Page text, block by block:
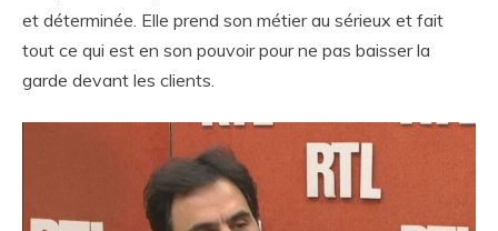
et déterminée. Elle prend son métier au sérieux et fait
tout ce qui est en son pouvoir pour ne pas baisser la
garde devant les clients.